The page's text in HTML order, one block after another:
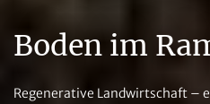
Boden im
Regenerative Landwirtschaft –